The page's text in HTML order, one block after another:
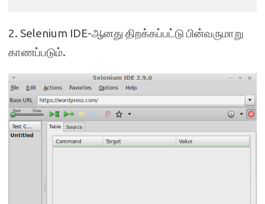
2. Selenium IDE-ஆனது திறக்கப்பட்டு பின்வருமாறு
காணப்படும்.